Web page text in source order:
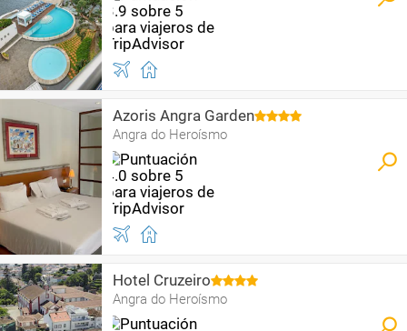
Azoris Angra Garden
Angra do Heroísmo
Hotel Cruzeiro
Angra do Heroísmo